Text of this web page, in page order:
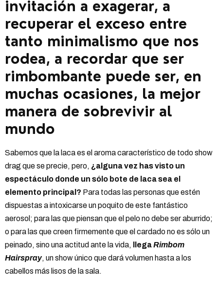
invitación a exagerar, a
recuperar el exceso entre
tanto minimalismo que nos
rodea, a recordar que ser
rimbombante puede ser, en
muchas ocasiones, la mejor
manera de sobrevivir al
mundo
Sabemos que la laca es el aroma característico de todo show
drag que se precie, pero, ¿alguna vez has visto un
espectáculo donde un sólo bote de laca sea el
elemento principal? Para todas las personas que estén
dispuestas a intoxicarse un poquito de este fantástico
aerosol; para las que piensan que el pelo no debe ser aburrido;
o para las que creen firmemente que el cardado no es sólo un
peinado, sino una actitud ante la vida,
llegaRimbom
Hairspray, un show único que dará volumen hasta a los
cabellos más lisos de la sala.